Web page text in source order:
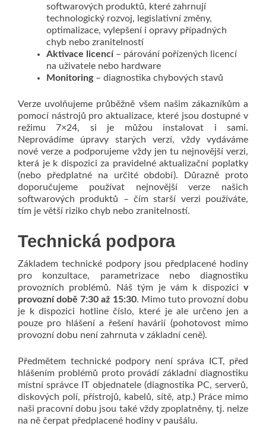
softwarových produktů, které zahrnují
technologický rozvoj, legislativní změny,
optimalizace, vylepšení i opravy případných
chyb nebo zranitelností
Aktivace licencí– párování pořízených licencí
na uživatele nebo hardware
Monitoring – diagnostika chybových stavů
Verze uvolňujeme průběžně všem našim zákazníkům a
pomocí nástrojů pro aktualizace, které jsou dostupné v
režimu 7×24, si je můžou instalovat i sami.
Neprovádíme úpravy starých verzí, vždy vydáváme
nové verze a podporujeme vždy jen tu nejnovější verzi,
která je k dispozici za pravidelné aktualizační poplatky
(nebo předplatné na určité období). Důrazně proto
doporučujeme používat nejnovější verze našich
softwarových produktů – čím starší verzi používáte,
tím je větší riziko chyb nebo zranitelností.
Technická podpora
Základem technické podpory jsou předplacené hodiny
pro konzultace, parametrizace nebo diagnostiku
provozních problémů. Náš tým je vám k dispozici v
provozní době 7:30 až 15:30. Mimo tuto provozní dobu
je k dispozici hotline číslo, které je ale určeno jen a
pouze pro hlášení a řešení havárií (pohotovost mimo
provozní dobu není zahrnuta v základní ceně).
Předmětem technické podpory není správa ICT, před
hlášením problémů proto provádí základní diagnostiku
místní správce IT objednatele (diagnostika PC, serverů,
diskových polí, přístrojů, kabelů, sítě, atp.) Práce mimo
naši pracovní dobu jsou také vždy zpoplatněny, tj. nelze
na ně čerpat předplacené hodiny v paušálu.